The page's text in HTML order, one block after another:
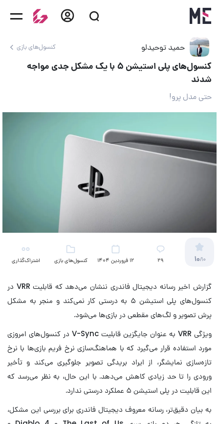
حمید توحیدلو کنسول‌های بازی
کنسول‌های پلی استیشن ۵ با یک مشکل جدی مواجه
شدند
حتی مدل پرو!
10/10
29 12 فروردین 1404 کنسول‌های بازی اشتراک‌گذاری
گزارش اخیر رسانه دیجیتال فاندری ننشان می‌دهد که قابلیت VRR در
کنسول‌های پلی استیشن ۵ به درستی کار نمی‌کند و منجر به مشکل
پرش تصویر و لگ‌های مقطعی در بازی‌ها می‌شود.
ویژگی VRR به عنوان جایگزین قابلیت V-Sync در کنسول‌های امروزی
مورد استفاده قرار می‌گیرد که با هماهنگ‌سازی نرخ فریم بازی‌ها با نرخ
تازه‌سازی نمایشگر، از ایراد بریدگی تصویر جلوگیری می‌کند و تأخیر
ورودی را تا حد زیادی کاهش می‌دهد. با این حال، به نظر می‌رسد که
این قابلیت در پلی استیشن ۵ عملکرد درستی ندارد.
به بیان دقیق‌تر، رسانه معروف دیجیتال فاندری برای بررسی این مشکل،